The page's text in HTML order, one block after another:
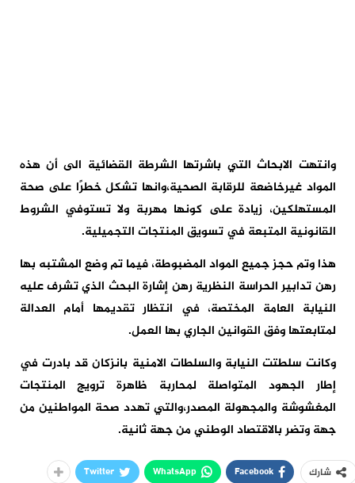
وانتهت الابحاث التي باشرتها الشرطة القضائية الى أن هذه
المواد غيرخاضعة للرقابة الصحية،وانها تشكل خطرًا على صحة
المستهلكين، زيادة على كونها مهربة ولا تستوفي الشروط
القانونية المتبعة في تسويق المنتجات التجميلية.
هذا وتم حجز جميع المواد المضبوطة، فيما تم وضع المشتبه بها
رهن تدابير الحراسة النظرية رهن إشارة البحث الذي تشرف عليه
النيابة العامة المختصة، في انتظار تقديمها أمام العدالة
لمتابعتها وفق القوانين الجاري بها العمل.
وكانت سلطتت النيابة والسلطات الامنية بانزكان قد بادرت في
إطار الجهود المتواصلة لمحاربة ظاهرة ترويج المنتجات
المغشوشة والمجهولة المصدر،والتي تهدد صحة المواطنين من
جهة وتضر بالاقتصاد الوطني من جهة ثانية.
شارك Facebook
WhatsApp
Twitter